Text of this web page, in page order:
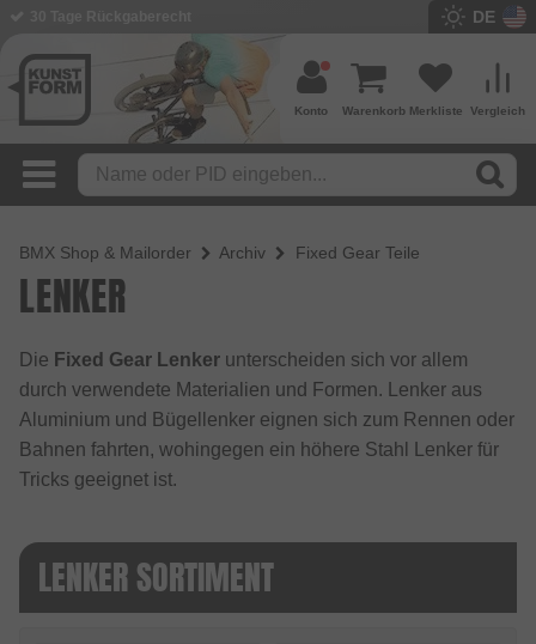
DE
Vergleich
Merkliste
Warenkorb
Konto
BMX Shop & Mailorder Archiv Fixed Gear Teile
LENKER
Die Fixed Gear Lenker unterscheiden sich vor allem
durch verwendete Materialien und Formen. Lenker aus
Aluminium und Bügellenker eignen sich zum Rennen oder
Bahnen fahrten, wohingegen ein höhere Stahl Lenker für
Tricks geeignet ist.
LENKER SORTIMENT